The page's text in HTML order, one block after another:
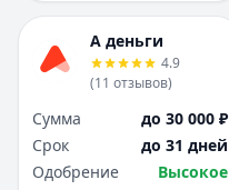
А деньги
4.9
(11 отзывов)
Сумма
до 30 000 ₽
Срок
до 31 дней
Одобрение
Высокое